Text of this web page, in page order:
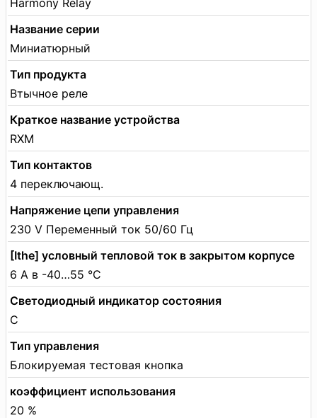
Название серии
Миниатюрный
Тип продукта
Втычное реле
Краткое название устройства
RXM
Тип контактов
4 переключающ.
Напряжение цепи управления
230 V Переменный ток 50/60 Гц
[Ithe] условный тепловой ток в закрытом корпусе
6 А в -40…55 °C
Светодиодный индикатор состояния
С
Тип управления
Блокируемая тестовая кнопка
коэффициент использования
20 %